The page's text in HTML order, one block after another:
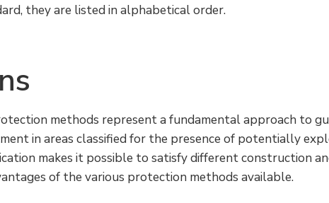
they are listed in alphabetical order.
methods represent a fundamental approach to
in areas classified for the presence of potentially
makes it possible to satisfy different construction
of the various protection methods available.